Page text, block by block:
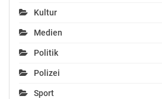
Kultur
Medien
Politik
Polizei
Sport